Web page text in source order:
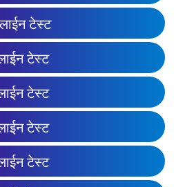
टेस्ट
टेस्ट
टेस्ट
टेस्ट
टेस्ट